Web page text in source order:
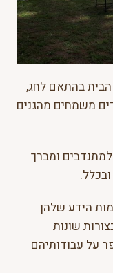
הבית בהתאם לחג,
משמחים מהגנים
למתנדבים ומברך
הידע שלהן
שונות
על עבודותיהם